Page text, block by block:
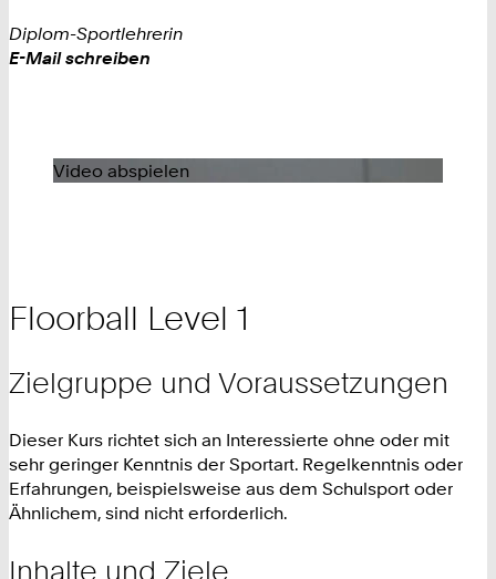
Diplom-Sportlehrerin
Work
E-Mail schreiben
Video abspielen
Floorball Level 1
Zielgruppe und Voraussetzungen
Dieser Kurs richtet sich an Interessierte ohne oder mit
sehr geringer Kenntnis der Sportart. Regelkenntnis oder
Erfahrungen, beispielsweise aus dem Schulsport oder
Ähnlichem, sind nicht erforderlich.
Inhalte und Ziele